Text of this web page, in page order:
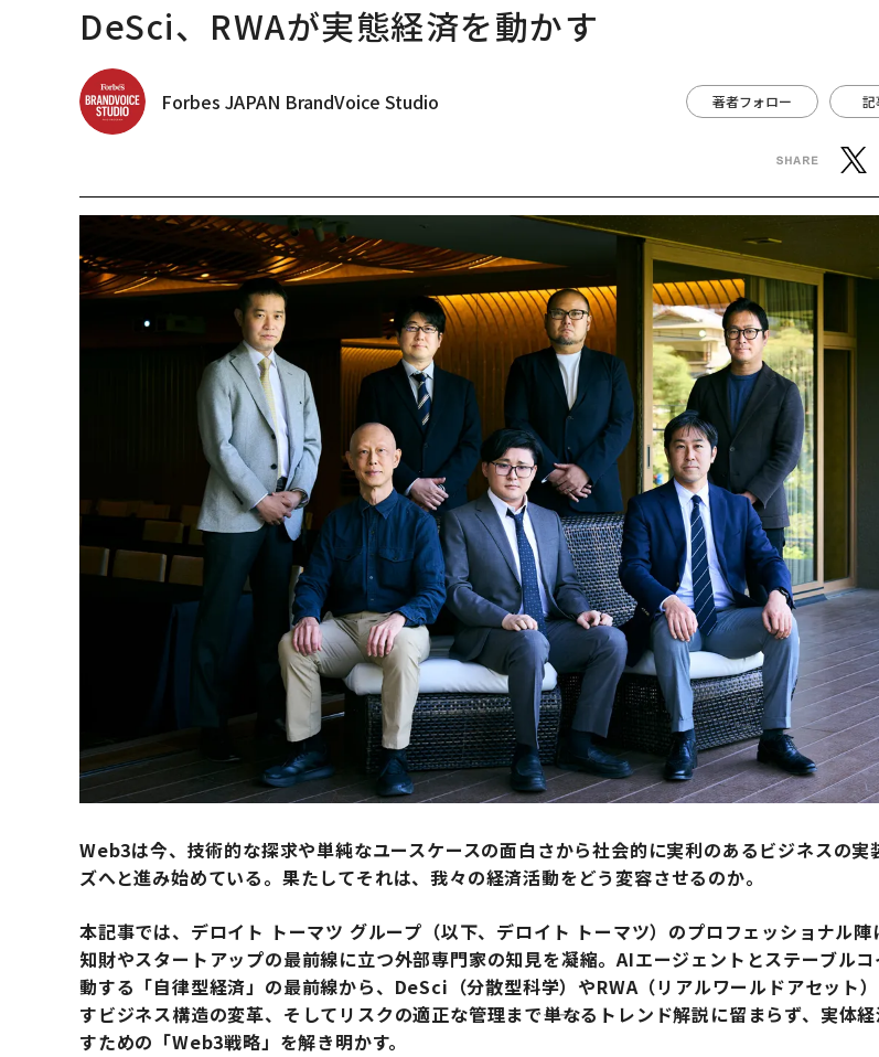
DeSci、RWAが実態経済を動かす
Forbes JAPAN BrandVoice Studio 著者フォロー 記
Web3は今、技術的な探求や単純なユースケースの面白さから社会的に実利のあるビジネスの実
ズへと進み始めている。果たしてそれは、我々の経済活動をどう変容させるのか。
本記事では、デロイト トーマツ グループ（以下、デロイト トーマツ）のプロフェッショナル陣
知財やスタートアップの最前線に立つ外部専門家の知見を凝縮。AIエージェントとステーブル
動する「自律型経済」の最前線から、DeSci（分散型科学）やRWA（リアルワールドアセット
すビジネス構造の変革、そしてリスクの適正な管理まで――単なるトレンド解説に留まらず、実体
すための「Web3戦略」を解き明かす。